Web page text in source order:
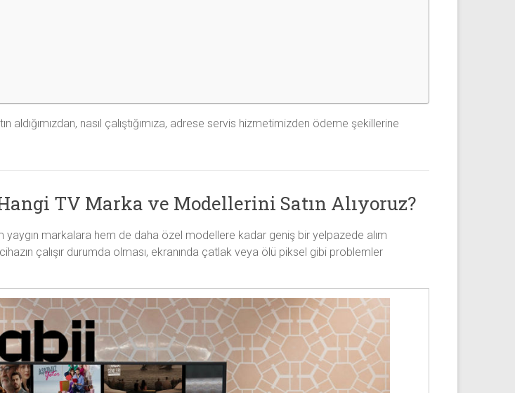
aldığımızdan, nasıl çalıştığımıza, adrese servis hizmetimizden ödeme şekillerine
TV Marka ve Modellerini Satın Alıyoruz?
markalara hem de daha özel modellere kadar geniş bir yelpazede alım
çalışır durumda olması, ekranında çatlak veya ölü piksel gibi problemler